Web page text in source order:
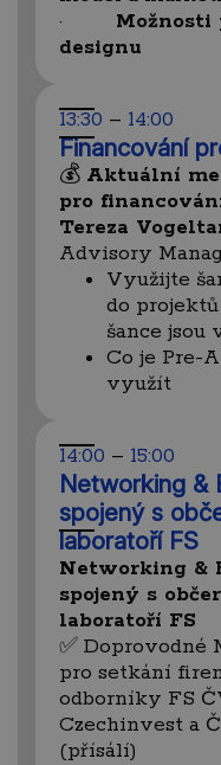
· Možnosti
designu
13:30 – 14:00
Financování
💰 Aktuální
pro
Tereza
Advisory
Využijte
do projektů
šance jsou
Co je Pre-
využít
14:00 – 15:00
Networking &
spojený s
laboratoří FS
Networking &
spojený s
laboratoří FS
✅ Doprovodné
pro setkání
odborníky FS
Czechinvest a
(přísálí)